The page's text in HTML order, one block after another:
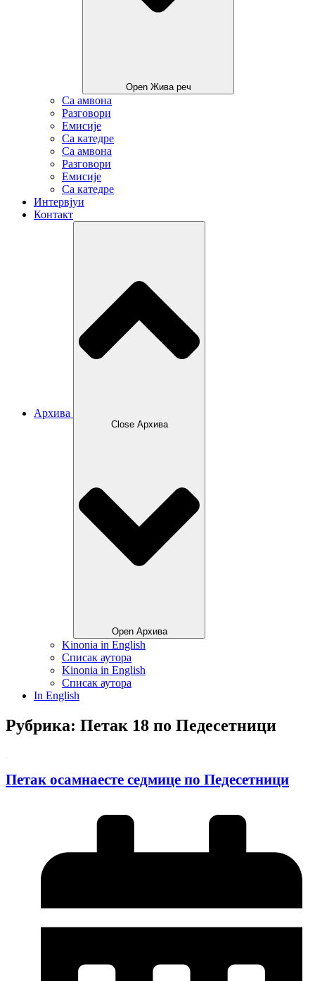
Open Жива реч
Са амвона
Разговори
Емисије
Са катедре
Са амвона
Разговори
Емисије
Са катедре
Интервјуи
Контакт
Архива
Close Архива
Open Архива
Kinonia in English
Списак аутора
Kinonia in English
Списак аутора
In English
Рубрика: Петак 18 по Педесетници
Петак осамнаесте седмице по Педесетници